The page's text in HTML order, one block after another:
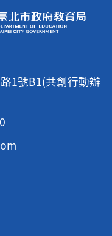
1號B1(共創行動辦